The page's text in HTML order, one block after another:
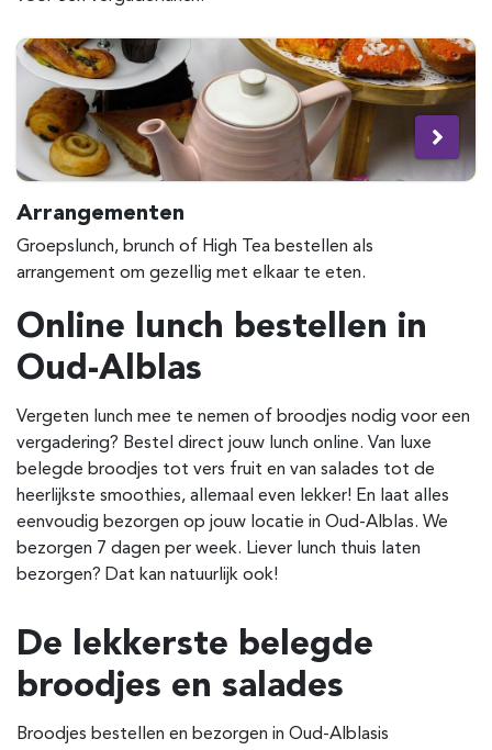
Arrangementen
Groepslunch, brunch of High Tea bestellen als
arrangement om gezellig met elkaar te eten.
Online lunch bestellen in
Oud-Alblas
Vergeten lunch mee te nemen of broodjes nodig voor een
vergadering? Bestel direct jouw lunch online. Van luxe
belegde broodjes tot vers fruit en van salades tot de
heerlijkste smoothies, allemaal even lekker! En laat alles
eenvoudig bezorgen op jouw locatie in Oud-Alblas. We
bezorgen 7 dagen per week. Liever lunch thuis laten
bezorgen? Dat kan natuurlijk ook!
De lekkerste belegde
broodjes en salades
Broodjes bestellen en bezorgen in Oud-Alblasis